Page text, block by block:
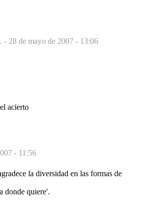
- 28 de mayo de 2007 - 13:06
acierto
- 11:56
la diversidad en las formas de
donde quiere'.